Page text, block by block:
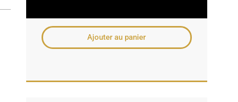
Ajouter au panier